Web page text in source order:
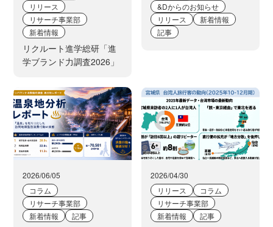
リリース
リサーチ事業部
新着情報
リクルート進学総研「進
学ブランド力調査2026」
&Dからのお知らせ
リリース
新着情報
記事
2026/06/05
コラム
リサーチ事業部
新着情報
記事
2026/04/30
リリース
コラム
リサーチ事業部
新着情報
記事